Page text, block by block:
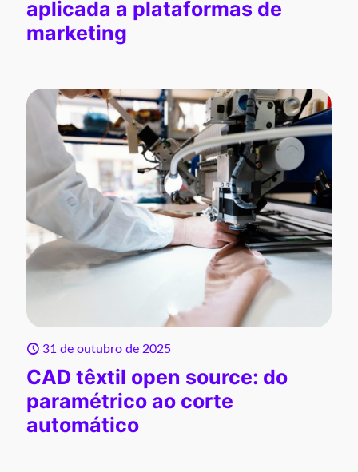
aplicada a plataformas de
marketing
31 de outubro de 2025
CAD têxtil open source: do
paramétrico ao corte
automático